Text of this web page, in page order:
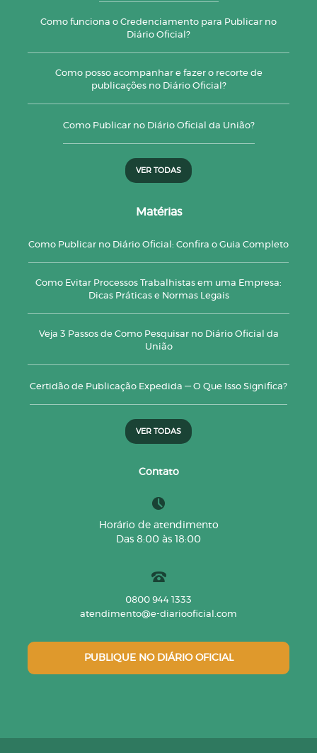
Como funciona o Credenciamento para Publicar no
Diário Oficial?
Como posso acompanhar e fazer o recorte de
publicações no Diário Oficial?
Como Publicar no Diário Oficial da União?
VER TODAS
Matérias
Como Publicar no Diário Oficial: Confira o Guia Completo
Como Evitar Processos Trabalhistas em uma Empresa:
Dicas Práticas e Normas Legais
Veja 3 Passos de Como Pesquisar no Diário Oficial da
União
Certidão de Publicação Expedida — O Que Isso Significa?
VER TODAS
Contato
Horário de atendimento
Das 8:00 às 18:00
0800 944 1333
atendimento@e-diariooficial.com
PUBLIQUE NO DIÁRIO OFICIAL